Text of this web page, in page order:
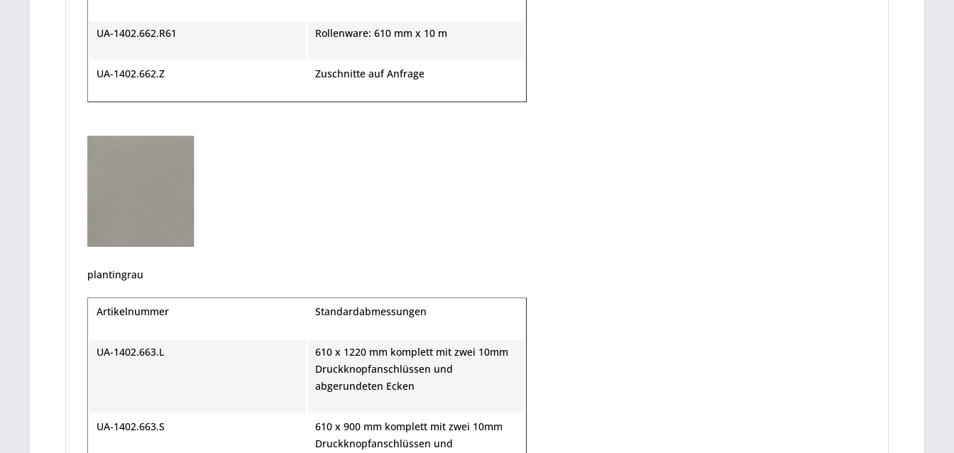
UA-1402.662.R61 Rollenware: 610 mm x 10 m
UA-1402.662.Z Zuschnitte auf Anfrage
plantingrau
Artikelnummer Standardabmessungen
UA-1402.663.L
610 x 1220 mm komplett mit zwei 10mm
Druckknopfanschlüssen und
abgerundeten Ecken
UA-1402.663.S
610 x 900 mm komplett mit zwei 10mm
Druckknopfanschlüssen und